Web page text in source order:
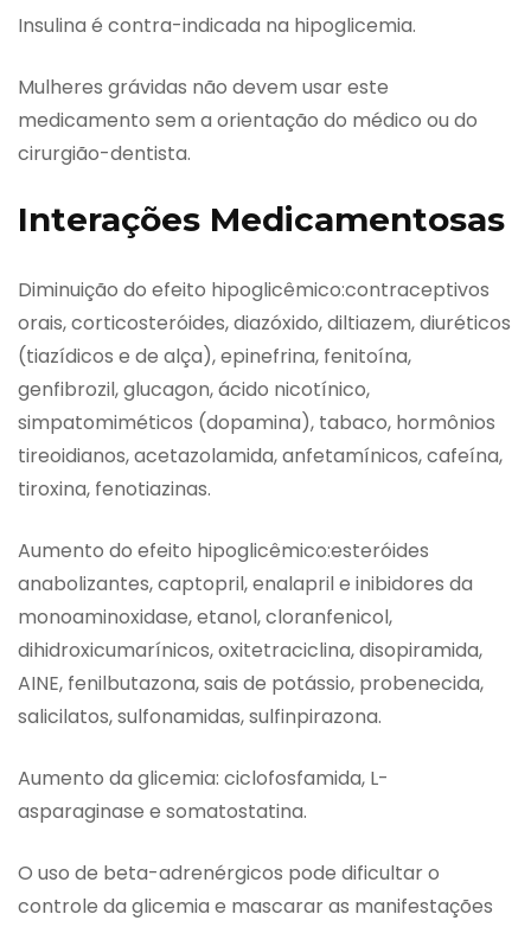
Insulina é contra-indicada na hipoglicemia.
Mulheres grávidas não devem usar este
medicamento sem a orientação do médico ou do
cirurgião-dentista.
Interações Medicamentosas
Diminuição do efeito hipoglicêmico:contraceptivos
orais, corticosteróides, diazóxido, diltiazem, diuréticos
(tiazídicos e de alça), epinefrina, fenitoína,
genfibrozil, glucagon, ácido nicotínico,
simpatomiméticos (dopamina), tabaco, hormônios
tireoidianos, acetazolamida, anfetamínicos, cafeína,
tiroxina, fenotiazinas.
Aumento do efeito hipoglicêmico:esteróides
anabolizantes, captopril, enalapril e inibidores da
monoaminoxidase, etanol, cloranfenicol,
dihidroxicumarínicos, oxitetraciclina, disopiramida,
AINE, fenilbutazona, sais de potássio, probenecida,
salicilatos, sulfonamidas, sulfinpirazona.
Aumento da glicemia: ciclofosfamida, L-
asparaginase e somatostatina.
O uso de beta-adrenérgicos pode dificultar o
controle da glicemia e mascarar as manifestações